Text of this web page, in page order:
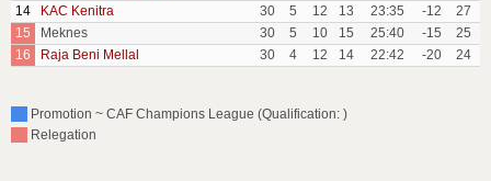
14
KAC Kenitra 30 5 12 13 23:35 -12
27
15
Meknes 30 5 10 15 25:40 -15
25
16
Raja Beni Mellal 30 4 12 14 22:42 -20 24
Promotion ~ CAF Champions League (Qualification: )
Relegation